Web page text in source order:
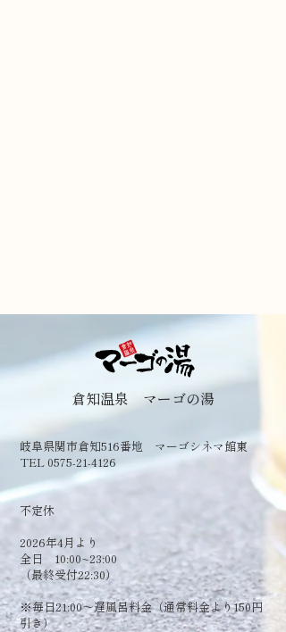
倉知温泉 マーゴの湯
岐阜県関市倉知516番地 マーゴシネマ館東
TEL 0575-21-4126
​不定休
2026年4月より
全日 10:00~23:00
（最終受付22:30）
​※毎日21:00～遅風呂料金（通常料金より150円
引き）